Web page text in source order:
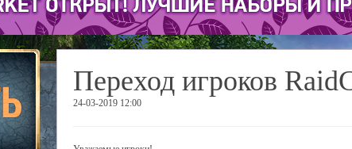
Переход игроков
24-03-2019 12:00